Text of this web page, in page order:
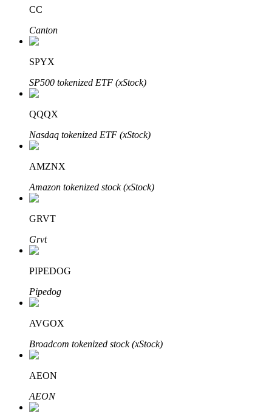
Investissement automobile
Obtenez des bénéfices à long terme et des intérêts flexibles
Apprenez le Staking
CC
Canton
SPYX
SP500 tokenized ETF (xStock)
QQQX
Nasdaq tokenized ETF (xStock)
AMZNX
Amazon tokenized stock (xStock)
GRVT
Grvt
PIPEDOG
Pipedog
AVGOX
Broadcom tokenized stock (xStock)
AEON
AEON